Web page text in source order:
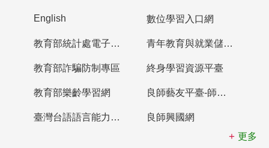
English 數位學習入口網
教育部統計處電子書櫃 青年教育與就業儲蓄帳戶
教育部詐騙防制專區 終身學習資源平臺
教育部樂齡學習網 良師藝友平臺-師資培育整合平臺
臺灣台語語言能力認證網站
良師興國網
更多